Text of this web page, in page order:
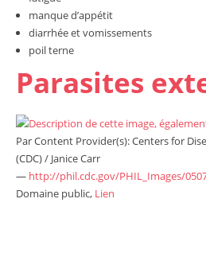
manque d’appétit
diarrhée et vomissements
poil terne
Parasites
Par Content Provider(s): Centers for
(CDC) / Janice Carr
— http://phil.cdc.gov/PHIL_Images/
Domaine public, Lien